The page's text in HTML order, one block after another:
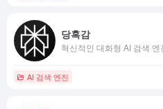
당혹감
혁신적인 대화형 AI 검색 엔
AI 검색 엔진